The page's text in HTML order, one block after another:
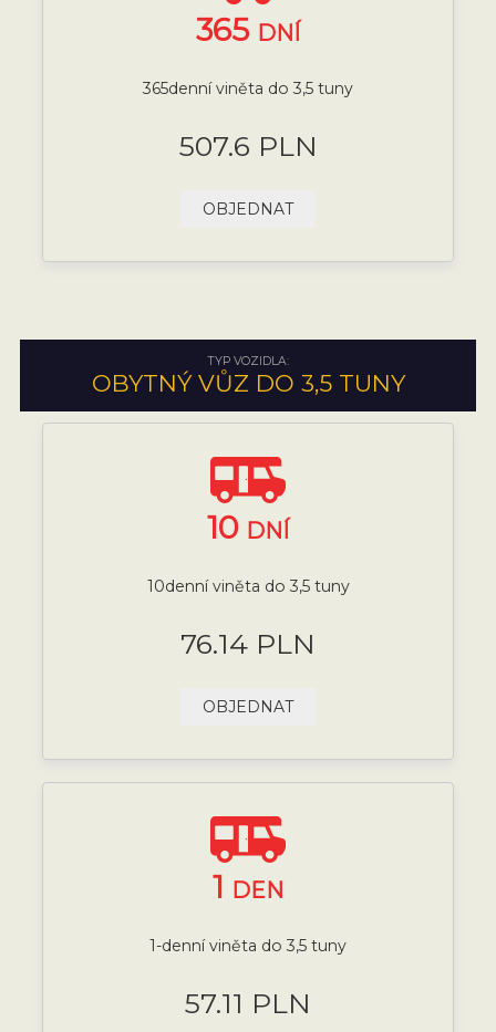
365 DNÍ
365denní viněta do 3,5 tuny
507.6 PLN
OBJEDNAT
TYP VOZIDLA:
OBYTNÝ VŮZ DO 3,5 TUNY
10 DNÍ
10denní viněta do 3,5 tuny
76.14 PLN
OBJEDNAT
1 DEN
1-denní viněta do 3,5 tuny
57.11 PLN